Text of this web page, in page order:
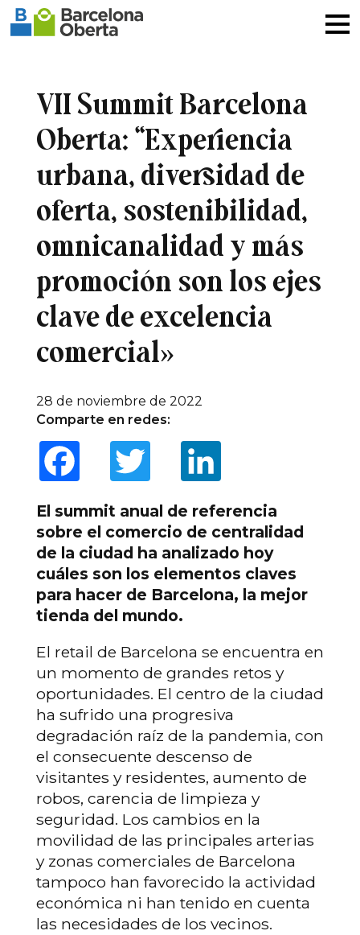
VII Summit Barcelona
Oberta: “Experiencia
urbana, diversidad de
oferta, sostenibilidad,
omnicanalidad y más
promoción son los ejes
clave de excelencia
comercial»
28 de noviembre de 2022
Comparte en redes:
Facebook
Twitter
El summit anual de referencia
sobre el comercio de centralidad
de la ciudad ha analizado hoy
cuáles son los elementos claves
para hacer de Barcelona, la mejor
tienda del mundo.
El retail de Barcelona se encuentra en
un momento de grandes retos y
oportunidades. El centro de la ciudad
ha sufrido una progresiva
degradación raíz de la pandemia, con
el consecuente descenso de
visitantes y residentes, aumento de
robos, carencia de limpieza y
seguridad. Los cambios en la
movilidad de las principales arterias
y zonas comerciales de Barcelona
tampoco han favorecido la actividad
económica ni han tenido en cuenta
las necesidades de los vecinos.